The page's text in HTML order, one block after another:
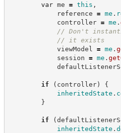
var me = this ,
reference = me .
controller = me .
// Don't
// it exists
viewModel = me .
session = me .
if ( controller)
{
inheritedState .
}
if (
inheritedState .